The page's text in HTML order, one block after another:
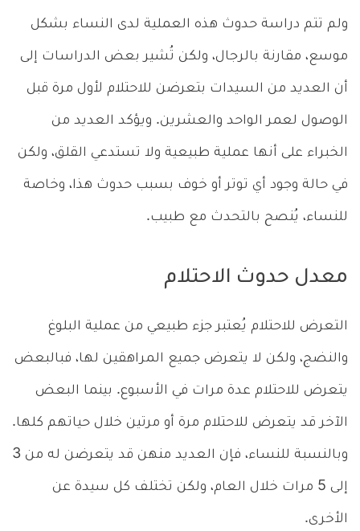
ولم تتم دراسة حدوث هذه العملية لدى النساء بشكل
موسع، مقارنة بالرجال، ولكن تُشير بعض الدراسات إلى
أن العديد من السيدات بتعرضن للاحتلام لأول مرة قبل
الوصول لعمر الواحد والعشرين. ويؤكد العديد من
الخبراء على أنها عملية طبيعية ولا تستدعي القلق، ولكن
في حالة وجود أي توتر أو خوف بسبب حدوث هذا، وخاصة
للنساء، يُنصح بالتحدث مع طبيب.
معدل حدوث الاحتلام
التعرض للاحتلام يُعتبر جزء طبيعي من عملية البلوغ
والنضج، ولكن لا يتعرض جميع المراهقين لها، فبالبعض
يتعرض للاحتلام عدة مرات في الأسبوع. بينما البعض
الآخر قد يتعرض للاحتلام مرة أو مرتين خلال حياتهم كلها.
وبالنسبة للنساء، فإن العديد منهن قد يتعرضن له من 3
إلى 5 مرات خلال العام، ولكن تختلف كل سيدة عن
الأخرى.